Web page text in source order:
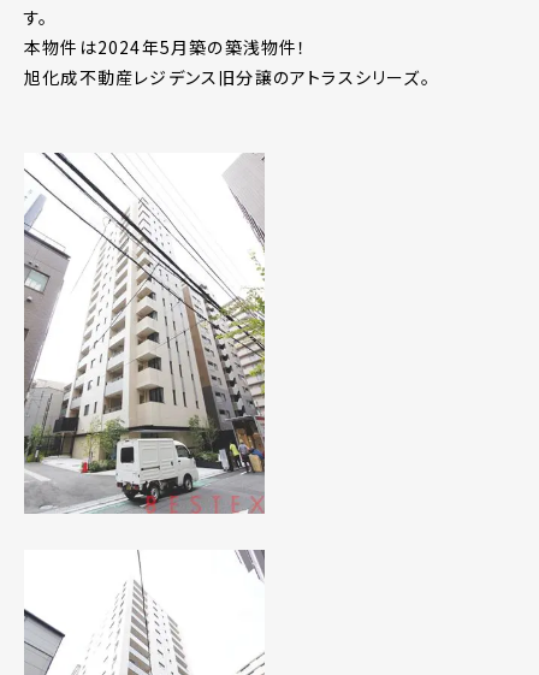
す。
本物件は2024年5月築の築浅物件！
旭化成不動産レジデンス旧分譲のアトラスシリーズ。